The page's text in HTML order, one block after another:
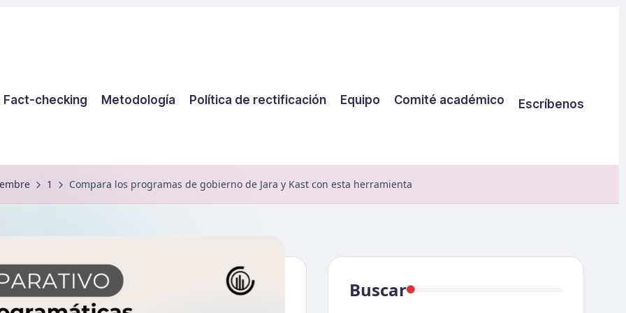
Fact-checking Metodología Política de rectificación Equipo Comité académico Escríbenos
1 Compara los programas de gobierno de Jara y Kast con esta herramienta
Buscar